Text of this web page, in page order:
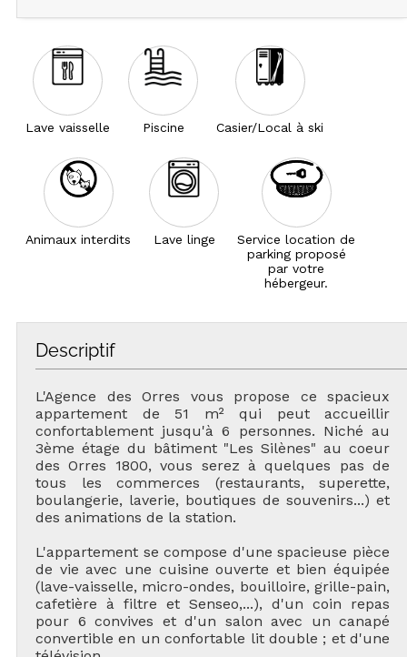
Lave vaisselle Piscine Casier/Local à ski
Animaux interdits Lave linge
Service location de
parking proposé
par votre
hébergeur.
Descriptif
L'Agence des Orres vous propose ce spacieux
appartement de 51 m² qui peut accueillir
confortablement jusqu'à 6 personnes. Niché au
3ème étage du bâtiment "Les Silènes" au coeur
des Orres 1800, vous serez à quelques pas de
tous les commerces (restaurants, superette,
boulangerie, laverie, boutiques de souvenirs...) et
des animations de la station.
L'appartement se compose d'une spacieuse pièce
de vie avec une cuisine ouverte et bien équipée
(lave-vaisselle, micro-ondes, bouilloire, grille-pain,
cafetière à filtre et Senseo,...), d'un coin repas
pour 6 convives et d'un salon avec un canapé
convertible en un confortable lit double ; et d'une